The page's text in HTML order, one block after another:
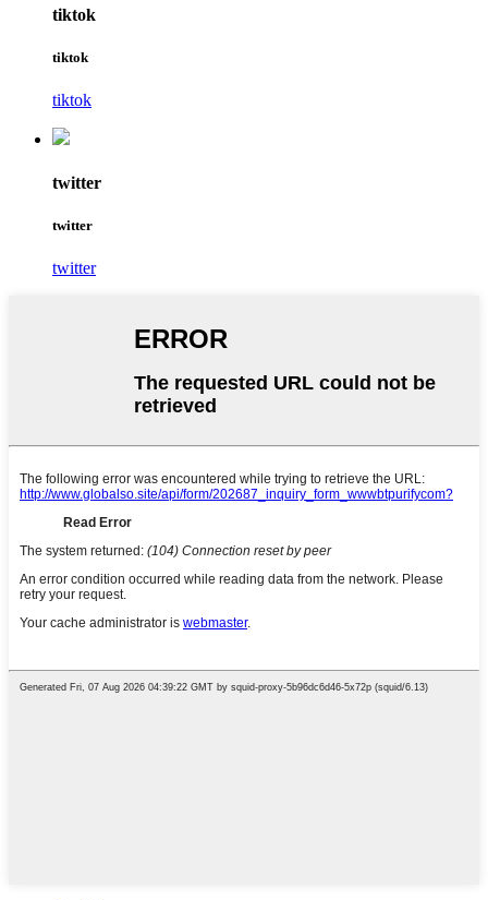
tiktok
tiktok
tiktok
twitter
twitter
twitter